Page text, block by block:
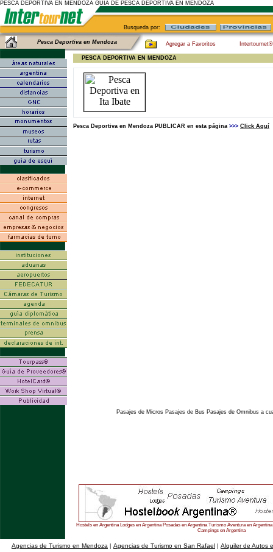
PESCA DEPORTIVA EN MENDOZA GUIA DE PESCA DEPORTIVA EN MENDOZA
Busqueda por:
Pesca Deportiva en Mendoza Agregar a Favoritos
PESCA DEPORTIVA EN MENDOZA
Pesca Deportiva en Mendoza PUBLICAR en esta página >>> Click Aquí
Pasajes de Micros Pasajes de Bus Pasajes de Omnibus a
Hostels en Argentina Lodges en Argentina Posadas en Argentina Turismo Aventura en
Campings en Argentina
Agencias de Turismo en Mendoza Agencias de Turismo en San Rafael
Alquiler de Autos